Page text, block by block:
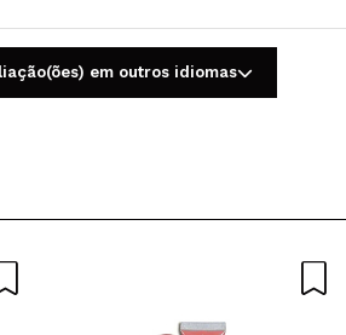
em outros idiomas